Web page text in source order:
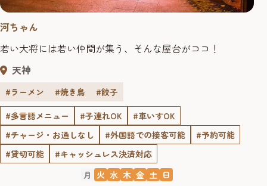
河ちゃん
若い大将には若い仲間が集う、そんな屋台がココ！
天神
#ラーメン #焼き鳥
#餃子
#多言語メニュー
#子連れOK
#車いすOK
#チャージ・お通しなし
#外国語での接客可能
#予約可能
#貸切可能
#キャッシュレス決済対応
月 火 水 木 金 土 日